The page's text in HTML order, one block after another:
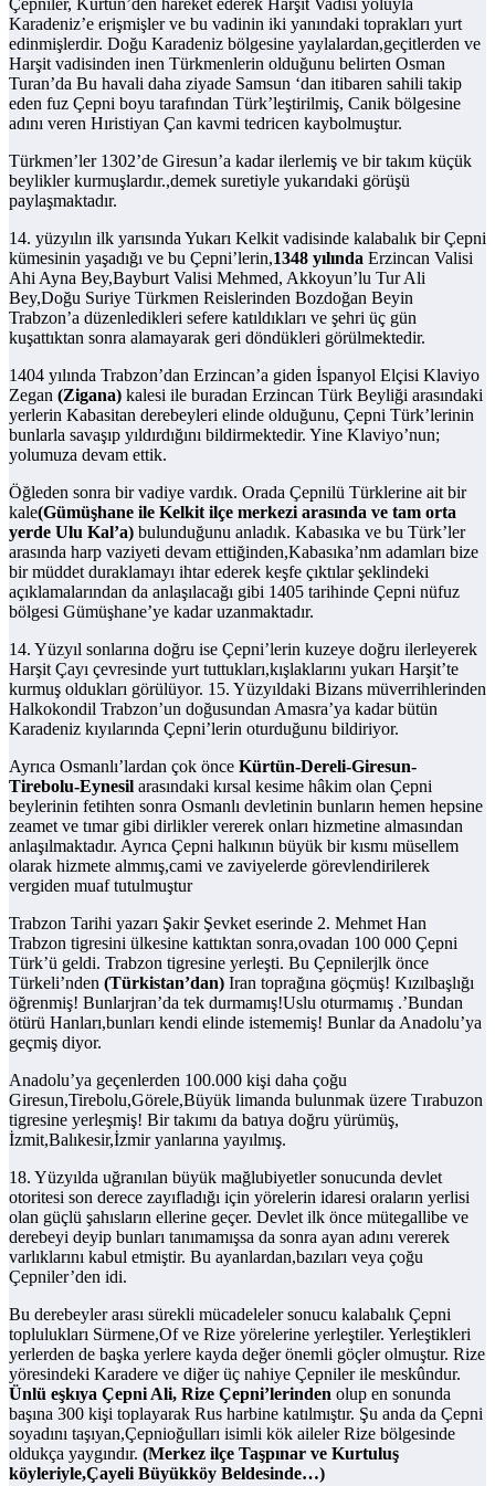
Çepniler, Kürtün’den hareket ederek Harşit Vadisi yoluyla
Karadeniz’e erişmişler ve bu vadinin iki yanındaki toprakları yurt
edinmişlerdir. Doğu Karadeniz bölgesine yaylalardan,geçitlerden ve
Harşit vadisinden inen Türkmenlerin olduğunu belirten Osman
Turan’da Bu havali daha ziyade Samsun ‘dan itibaren sahili takip
eden fuz Çepni boyu tarafından Türk’leştirilmiş, Canik bölgesine
adını veren Hıristiyan Çan kavmi tedricen kaybolmuştur.
Türkmen’ler 1302’de Giresun’a kadar ilerlemiş ve bir takım küçük
beylikler kurmuşlardır.,demek suretiyle yukarıdaki görüşü
paylaşmaktadır.
14. yüzyılın ilk yarısında Yukarı Kelkit vadisinde kalabalık bir Çepni
kümesinin yaşadığı ve bu Çepni’lerin,1348 yılında Erzincan Valisi
Ahi Ayna Bey,Bayburt Valisi Mehmed, Akkoyun’lu Tur Ali
Bey,Doğu Suriye Türkmen Reislerinden Bozdoğan Beyin
Trabzon’a düzenledikleri sefere katıldıkları ve şehri üç gün
kuşattıktan sonra alamayarak geri döndükleri görülmektedir.
1404 yılında Trabzon’dan Erzincan’a giden İspanyol Elçisi Klaviyo
Zegan (Zigana) kalesi ile buradan Erzincan Türk Beyliği arasındaki
yerlerin Kabasitan derebeyleri elinde olduğunu, Çepni Türk’lerinin
bunlarla savaşıp yıldırdığını bildirmektedir. Yine Klaviyo’nun;
yolumuza devam ettik.
Öğleden sonra bir vadiye vardık. Orada Çepnilü Türklerine ait bir
kale(Gümüşhane ile Kelkit ilçe merkezi arasında ve tam orta
yerde Ulu Kal’a) bulunduğunu anladık. Kabasıka ve bu Türk’ler
arasında harp vaziyeti devam ettiğinden,Kabasıka’nm adamları bize
bir müddet duraklamayı ihtar ederek keşfe çıktılar şeklindeki
açıklamalarından da anlaşılacağı gibi 1405 tarihinde Çepni nüfuz
bölgesi Gümüşhane’ye kadar uzanmaktadır.
14. Yüzyıl sonlarına doğru ise Çepni’lerin kuzeye doğru ilerleyerek
Harşit Çayı çevresinde yurt tuttukları,kışlaklarını yukarı Harşit’te
kurmuş oldukları görülüyor. 15. Yüzyıldaki Bizans müverrihlerinden
Halkokondil Trabzon’un doğusundan Amasra’ya kadar bütün
Karadeniz kıyılarında Çepni’lerin oturduğunu bildiriyor.
Ayrıca Osmanlı’lardan çok önce Kürtün-Dereli-Giresun-
Tirebolu-Eynesil arasındaki kırsal kesime hâkim olan Çepni
beylerinin fetihten sonra Osmanlı devletinin bunların hemen hepsine
zeamet ve tımar gibi dirlikler vererek onları hizmetine almasından
anlaşılmaktadır. Ayrıca Çepni halkının büyük bir kısmı müsellem
olarak hizmete almmış,cami ve zaviyelerde görevlendirilerek
vergiden muaf tutulmuştur
Trabzon Tarihi yazarı Şakir Şevket eserinde 2. Mehmet Han
Trabzon tigresini ülkesine kattıktan sonra,ovadan 100 000 Çepni
Türk’ü geldi. Trabzon tigresine yerleşti. Bu Çepnilerjlk önce
Türkeli’nden (Türkistan’dan) Iran toprağına göçmüş! Kızılbaşlığı
öğrenmiş! Bunlarjran’da tek durmamış!Uslu oturmamış .’Bundan
ötürü Hanları,bunları kendi elinde istememiş! Bunlar da Anadolu’ya
geçmiş diyor.
Anadolu’ya geçenlerden 100.000 kişi daha çoğu
Giresun,Tirebolu,Görele,Büyük limanda bulunmak üzere Tırabuzon
tigresine yerleşmiş! Bir takımı da batıya doğru yürümüş,
İzmit,Balıkesir,İzmir yanlarına yayılmış.
18. Yüzyılda uğranılan büyük mağlubiyetler sonucunda devlet
otoritesi son derece zayıfladığı için yörelerin idaresi oraların yerlisi
olan güçlü şahısların ellerine geçer. Devlet ilk önce mütegallibe ve
derebeyi deyip bunları tanımamışsa da sonra ayan adını vererek
varlıklarını kabul etmiştir. Bu ayanlardan,bazıları veya çoğu
Çepniler’den idi.
Bu derebeyler arası sürekli mücadeleler sonucu kalabalık Çepni
toplulukları Sürmene,Of ve Rize yörelerine yerleştiler. Yerleştikleri
yerlerden de başka yerlere kayda değer önemli göçler olmuştur. Rize
yöresindeki Karadere ve diğer üç nahiye Çepniler ile meskûndur.
Ünlü eşkıya Çepni Ali, Rize Çepni’lerinden olup en sonunda
başına 300 kişi toplayarak Rus harbine katılmıştır. Şu anda da Çepni
soyadını taşıyan,Çepnioğulları isimli kök aileler Rize bölgesinde
oldukça yaygındır. (Merkez ilçe Taşpınar ve Kurtuluş
köyleriyle,Çayeli Büyükköy Beldesinde…)